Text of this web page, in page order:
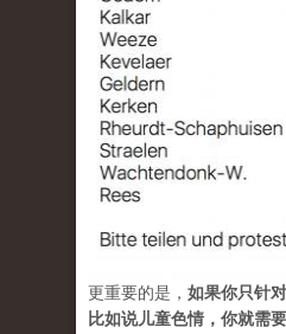
更重要的是， 如果你只针
比如说儿童色情，你就需